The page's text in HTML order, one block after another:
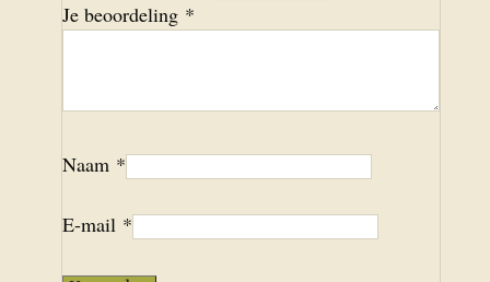
Je beoordeling *
Naam *
E-mail *